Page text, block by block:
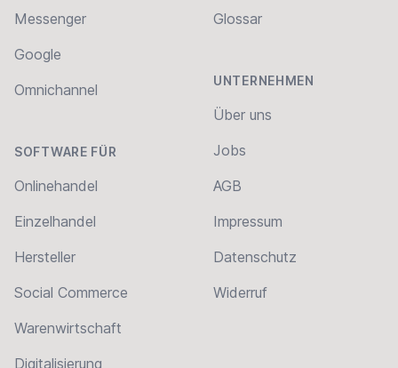
Messenger
Google
Omnichannel
SOFTWARE FÜR
Onlinehandel
Einzelhandel
Hersteller
Social Commerce
Warenwirtschaft
Digitalisierung
Glossar
UNTERNEHMEN
Über uns
Jobs
AGB
Impressum
Datenschutz
Widerruf